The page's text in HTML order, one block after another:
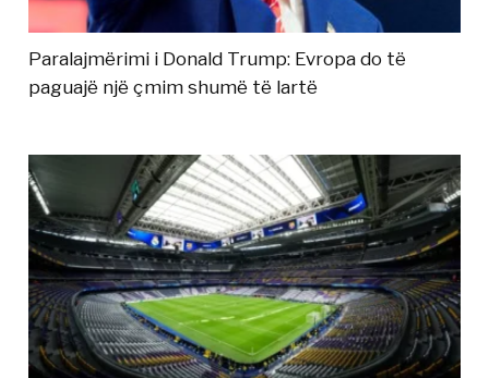
Paralajmërimi i Donald Trump: Evropa do të
paguajë një çmim shumë të lartë